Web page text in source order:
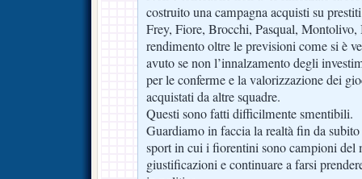
costruito una campagna acquisti su
Frey, Fiore, Brocchi, Pasqual,
rendimento oltre le previsioni come si è
avuto se non l’innalzamento degli
per le conferme e la valorizzazione dei
acquistati da altre squadre.
Questi sono fatti difficilmente smentibili.
Guardiamo in faccia la realtà fin da
sport in cui i fiorentini sono campioni del
giustificazioni e continuare a farsi